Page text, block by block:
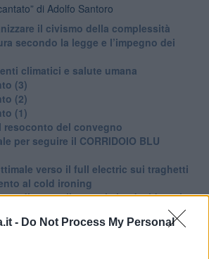
- Do Not Process My Personal
di Adolfo Santoro
il civismo della complessità
secondo la legge e l’impegno dei
climatici e salute umana
(3)
(2)
(1)
resoconto del convegno
per seguire il CORRIDOIO BLU
verso il full electric sui traghetti
al cold ironing
agli esperti che decidono le
gestione pubblica dei traghetti​
e i Cittadini per l’Aria